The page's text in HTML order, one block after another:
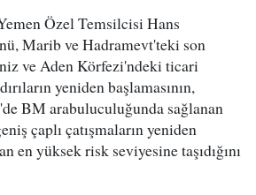
Özel Temsilcisi Hans
Marib ve Hadramevt'teki son
ve Aden Körfezi'ndeki ticari
yeniden başlamasının,
BM arabuluculuğunda sağlanan
çaplı çatışmaların yeniden
en yüksek risk seviyesine taşıdığını